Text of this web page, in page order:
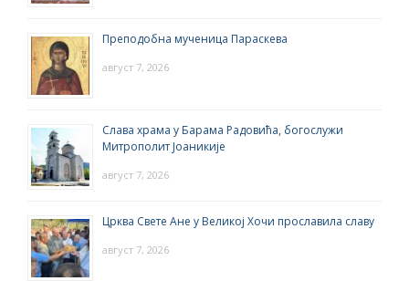
Преподобна мученица Параскева
август 7, 2026
Слава храма у Барама Радовића, богослужи
Митрополит Јоаникије
август 7, 2026
Црква Свете Ане у Великој Хочи прославила славу
август 7, 2026